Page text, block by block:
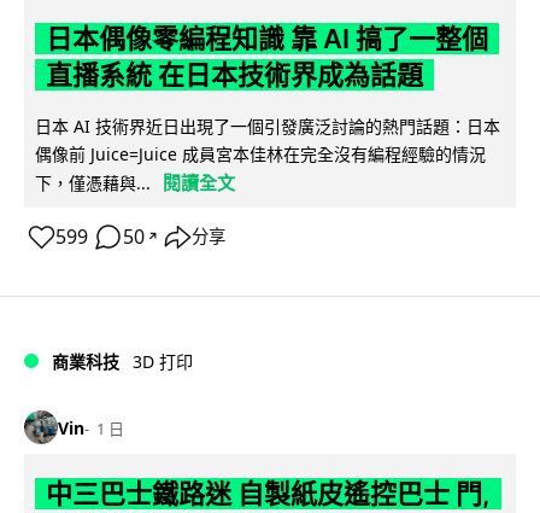
日本偶像零編程知識 靠 AI 搞了一整個
直播系統 在日本技術界成為話題
日本 AI 技術界近日出現了一個引發廣泛討論的熱門話題：日本
偶像前 Juice=Juice 成員宮本佳林在完全沒有編程經驗的情況
下，僅憑藉與...
閱讀全文
599 50 ↗ 分享
商業科技 3D 打印
Vin 1 日
中三巴士鐵路迷 自製紙皮遙控巴士 門,